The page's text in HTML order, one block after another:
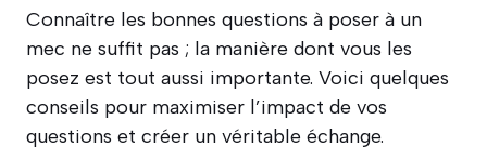
Connaître les bonnes questions à poser à un
mec ne suffit pas ; la manière dont vous les
posez est tout aussi importante. Voici quelques
conseils pour maximiser l’impact de vos
questions et créer un véritable échange.